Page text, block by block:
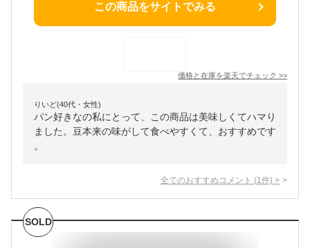
この商品をサイトでみる
価格と在庫を楽天でチェック >>
りいど(40代・女性)
パン好きなの私にとって、この商品は美味しくてハマり
ました。豆本来の味がして食べやすくて、おすすめです
。
全てのおすすめコメント (1 件) >
SOLD